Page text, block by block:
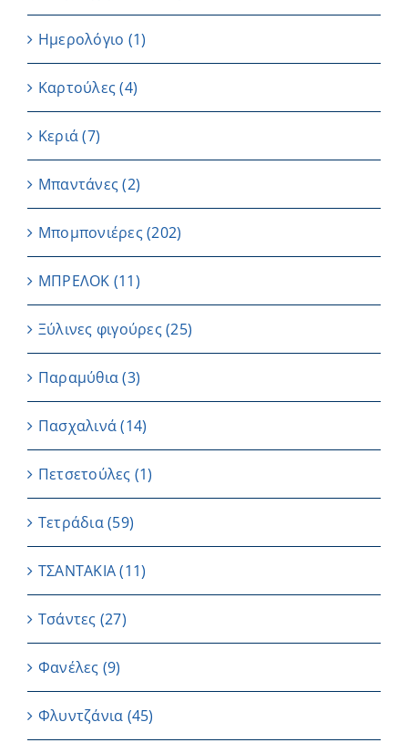
Ημερολόγιο (1)
Καρτούλες (4)
Κεριά (7)
Μπαντάνες (2)
Μπομπονιέρες(202)
ΜΠΡΕΛΟΚ (11)
Ξύλινες φιγούρες(25)
Παραμύθια (3)
Πασχαλινά (14)
Πετσετούλες (1)
Τετράδια(59)
ΤΣΑΝΤΑΚΙΑ (11)
Τσάντες (27)
Φανέλες (9)
Φλυντζάνια (45)